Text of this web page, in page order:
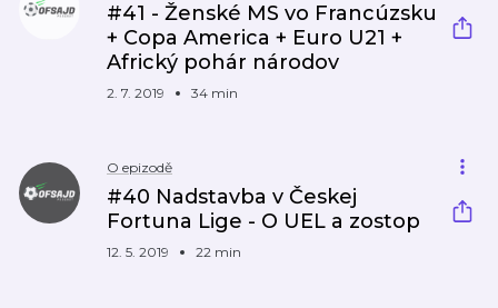
#41 - Ženské MS vo Francúzsku
+ Copa America + Euro U21 +
Africký pohár národov
2. 7. 2019 34 min
O epizodě
#40 Nadstavba v Českej
Fortuna Lige - O UEL a zostop
12. 5. 2019 22 min